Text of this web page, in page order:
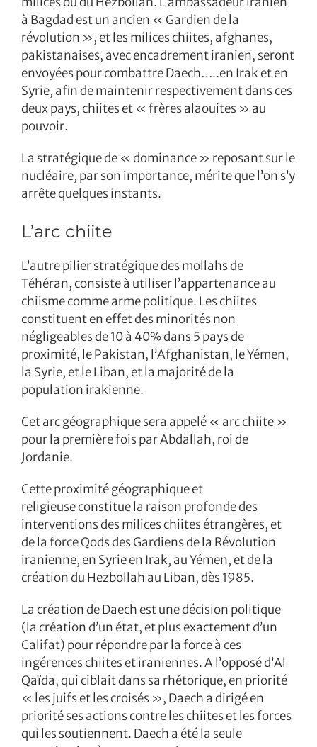
à Bagdad est un ancien « Gardien de la
révolution », et les milices chiites, afghanes,
pakistanaises, avec encadrement iranien, seront
envoyées pour combattre Daech…..en Irak et en
Syrie, afin de maintenir respectivement dans ces
deux pays, chiites et « frères alaouites » au
pouvoir.
La stratégique de « dominance » reposant sur le
nucléaire, par son importance, mérite que l’on s’y
arrête quelques instants.
L’arc chiite
L’autre pilier stratégique des mollahs de
Téhéran, consiste à utiliser l’appartenance au
chiisme comme arme politique. Les chiites
constituent en effet des minorités non
négligeables de 10 à 40% dans 5 pays de
proximité, le Pakistan, l’Afghanistan, le Yémen,
la Syrie, et le Liban, et la majorité de la
population irakienne.
Cet arc géographique sera appelé « arc chiite »
pour la première fois par Abdallah, roi de
Jordanie.
Cette proximité géographique et
religieuse constitue la raison profonde des
interventions des milices chiites étrangères, et
de la force Qods des Gardiens de la Révolution
iranienne, en Syrie en Irak, au Yémen, et de la
création du Hezbollah au Liban, dès 1985.
La création de Daech est une décision politique
(la création d’un état, et plus exactement d’un
Califat) pour répondre par la force à ces
ingérences chiites et iraniennes. A l’opposé d’Al
Qaïda, qui ciblait dans sa rhétorique, en priorité
« les juifs et les croisés », Daech a dirigé en
priorité ses actions contre les chiites et les forces
qui les soutiennent. Daech a été la seule